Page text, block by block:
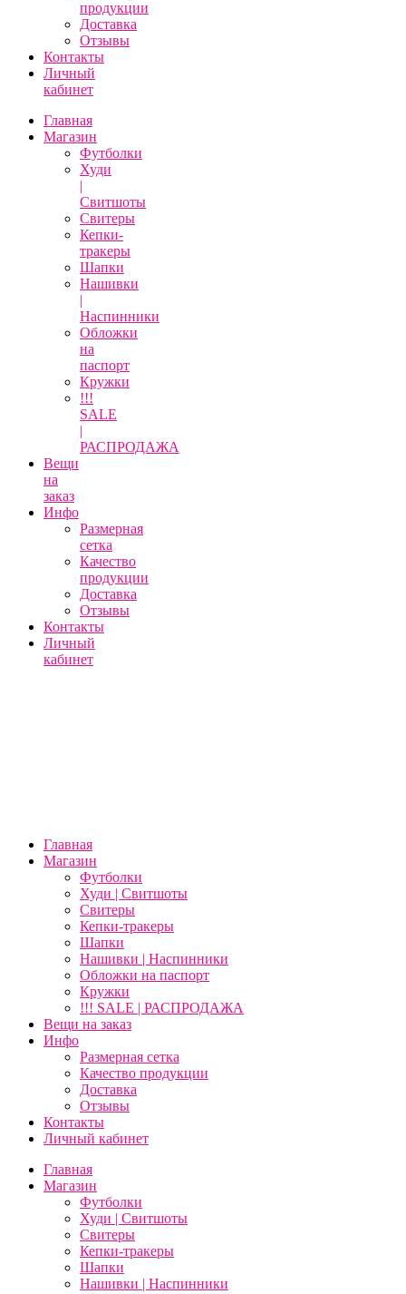
продукции
Доставка
Отзывы
Контакты
Личный
кабинет
Главная
Магазин
Футболки
Худи
|
Свитшоты
Свитеры
Кепки-
тракеры
Шапки
Нашивки
|
Наспинники
Обложки
на
паспорт
Кружки
!!!
SALE
|
РАСПРОДАЖА
Вещи
на
заказ
Инфо
Размерная
сетка
Качество
продукции
Доставка
Отзывы
Контакты
Личный
кабинет
Главная
Магазин
Футболки
Худи | Свитшоты
Свитеры
Кепки-тракеры
Шапки
Нашивки | Наспинники
Обложки на паспорт
Кружки
!!! SALE | РАСПРОДАЖА
Вещи на заказ
Инфо
Размерная сетка
Качество продукции
Доставка
Отзывы
Контакты
Личный кабинет
Главная
Магазин
Футболки
Худи | Свитшоты
Свитеры
Кепки-тракеры
Шапки
Нашивки | Наспинники